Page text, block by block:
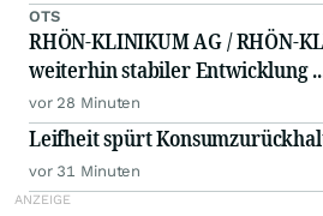
OTS
RHÖN-KLINIKUM AG / RHÖN-
weiterhin stabiler Entwicklung
vor 28 Minuten
Leifheit spürt
vor 31 Minuten